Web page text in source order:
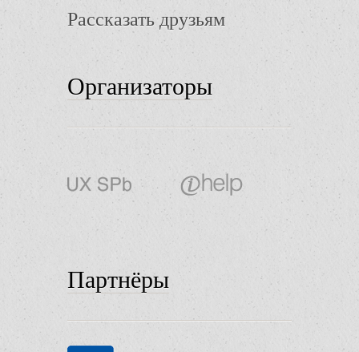
Рассказать друзьям
Организаторы
Партнёры